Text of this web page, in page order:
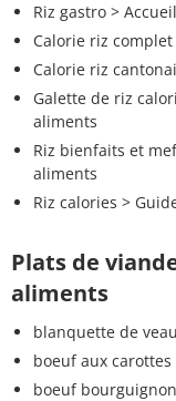
Riz gastro >
Calorie riz complet
Calorie riz
Galette de riz
aliments
Riz bienfaits et
aliments
Riz calories >
Plats de
aliments
blanquette de veau
boeuf aux carottes
boeuf bourguignon